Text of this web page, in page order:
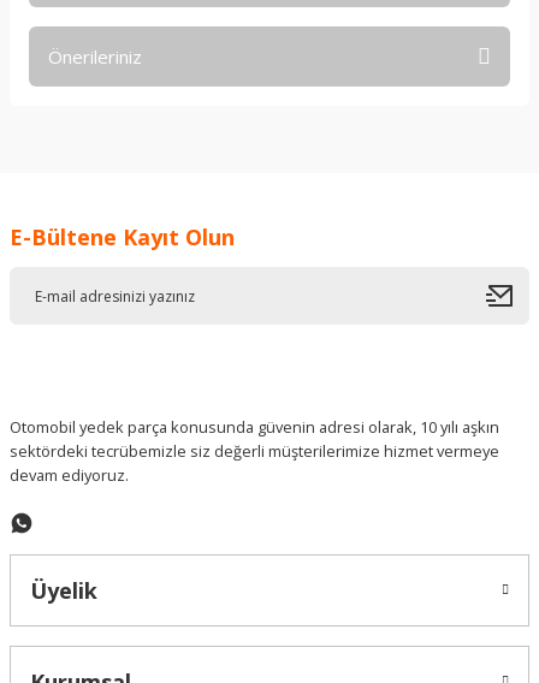
Önerileriniz
Ürün resmi kalitesiz, bozuk veya görüntülenemiyor.
E-Bültene Kayıt Olun
Otomobil yedek parça konusunda güvenin adresi olarak, 10 yılı aşkın
sektördeki tecrübemizle siz değerli müşterilerimize hizmet vermeye
devam ediyoruz.
Üyelik